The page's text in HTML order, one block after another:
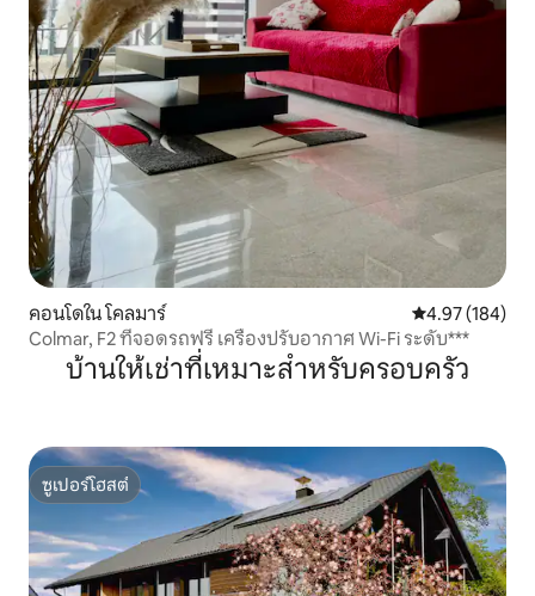
คอนโดใน โคลมาร์ คะแนนเฉลี่ย
4.97 (184)
Colmar, F2 ที่จอดรถฟรี เครื่องปรับอากาศ Wi-Fi ระดับ***
บ้านให้เช่าที่เหมาะสำหรับครอบครัว
ซูเปอร์โฮสต์
ซูเปอร์โฮสต์